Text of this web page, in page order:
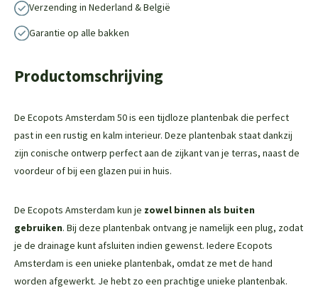
Verzending in Nederland & België
Garantie op alle bakken
Productomschrijving
De Ecopots Amsterdam 50 is een tijdloze plantenbak die perfect
past in een rustig en kalm interieur. Deze plantenbak staat dankzij
zijn conische ontwerp perfect aan de zijkant van je terras, naast de
voordeur of bij een glazen pui in huis.
De Ecopots Amsterdam kun je zowel binnen als buiten
gebruiken. Bij deze plantenbak ontvang je namelijk een plug, zodat
je de drainage kunt afsluiten indien gewenst. Iedere Ecopots
Amsterdam is een unieke plantenbak, omdat ze met de hand
worden afgewerkt. Je hebt zo een prachtige unieke plantenbak.